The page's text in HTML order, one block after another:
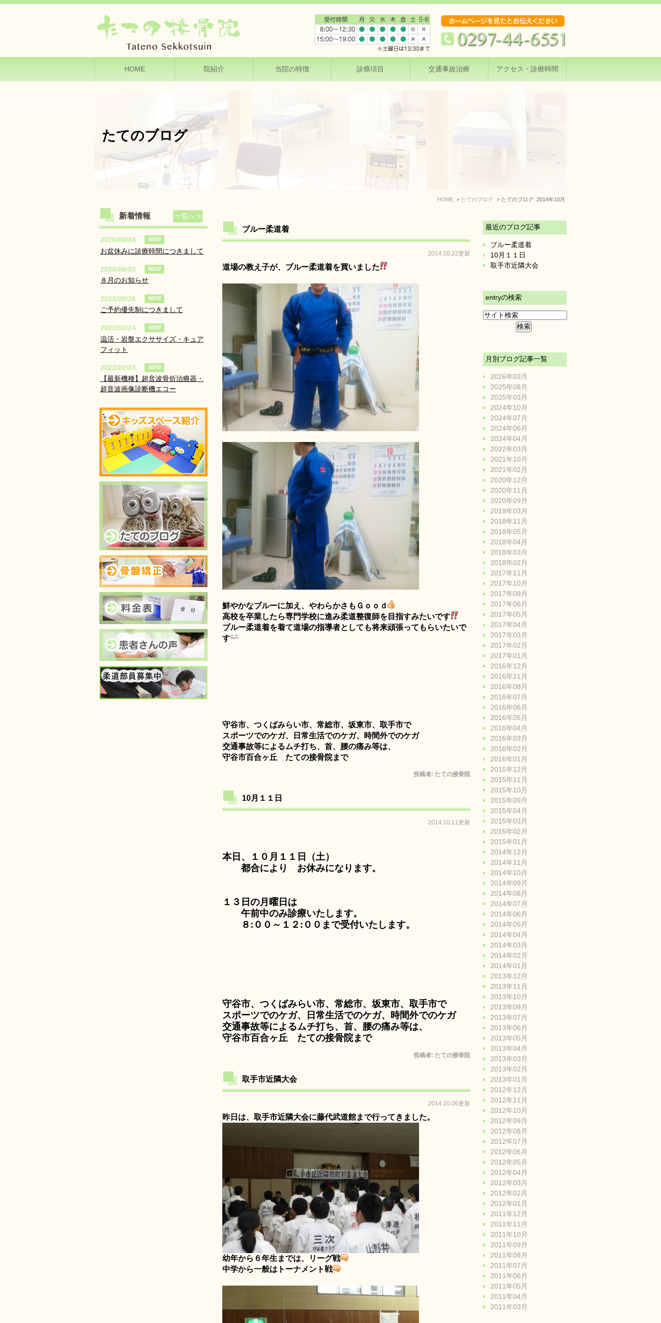
HOME 院紹介 当院の特徴 診療項目 交通事故治療 アクセス・診療時間
たてのブログ
HOME たてのブログ たてのブログ: 2014年10月
ブルー柔道着
2014.10.22更新
道場の教え子が、ブルー柔道着を買いました
鮮やかなブルーに加え、やわらかさもＧｏｏｄ
高校を卒業したら専門学校に進み柔道整復師を目指すみたいです
ブルー柔道着を着て道場の指導者としても将来頑張ってもらいたいで
す
守谷市、つくばみらい市、常総市、坂東市、取手市で
スポーツでのケガ、日常生活でのケガ、時間外でのケガ
交通事故等によるムチ打ち、首、腰の痛み等は、
守谷市百合ヶ丘 たての接骨院まで
投稿者: たての接骨院
10月１１日
2014.10.11更新
本日、１０月１１日（土）
都合により お休みになります。
１３日の月曜日は
午前中のみ診療いたします。
８:００～１２:００まで受付いたします。
守谷市、つくばみらい市、常総市、坂東市、取手市で
スポーツでのケガ、日常生活でのケガ、時間外でのケガ
交通事故等によるムチ打ち、首、腰の痛み等は、
守谷市百合ヶ丘 たての接骨院まで
投稿者: たての接骨院
取手市近隣大会
2014.10.06更新
昨日は、取手市近隣大会に藤代武道館まで行ってきました。
幼年から６年生までは、リーグ戦
中学から一般はトーナメント戦
最近のブログ記事
ブルー柔道着
10月１１日
取手市近隣大会
entryの検索
月別ブログ記事一覧
2026年03月
2025年08月
2025年03月
2024年10月
2024年07月
2024年06月
2024年04月
2022年03月
2021年10月
2021年02月
2020年12月
2020年11月
2020年09月
2019年03月
2018年11月
2018年05月
2018年04月
2018年03月
2018年02月
2017年11月
2017年10月
2017年08月
2017年06月
2017年05月
2017年04月
2017年03月
2017年02月
2017年01月
2016年12月
2016年11月
2016年08月
2016年07月
2016年06月
2016年05月
2016年04月
2016年03月
2016年02月
2016年01月
2015年12月
2015年11月
2015年10月
2015年09月
2015年04月
2015年03月
2015年02月
2015年01月
2014年12月
2014年11月
2014年10月
2014年09月
2014年08月
2014年07月
2014年06月
2014年05月
2014年04月
2014年03月
2014年02月
2014年01月
2013年12月
2013年11月
2013年10月
2013年09月
2013年07月
2013年06月
2013年05月
2013年04月
2013年03月
2013年02月
2013年01月
2012年12月
2012年11月
2012年10月
2012年09月
2012年08月
2012年07月
2012年06月
2012年05月
2012年04月
2012年03月
2012年02月
2012年01月
2011年12月
2011年11月
2011年10月
2011年09月
2011年08月
2011年07月
2011年06月
2011年05月
2011年04月
2011年03月
新着情報 一覧へ >
2026/08/04 NEW
お盆休みに診療時間につきまして
2026/08/03 NEW
８月のお知らせ
2023/08/26 NEW
ご予約優先制につきまして
2022/02/24 NEW
温活・岩盤エクササイズ・キュア
フィット
2022/02/03 NEW
【最新機種】超音波骨折治療器・
超音波画像診断機エコー